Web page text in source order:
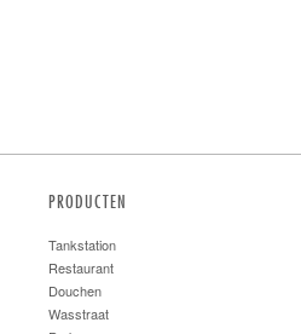
PRODUCTEN
Tankstation
Restaurant
Douchen
Wasstraat